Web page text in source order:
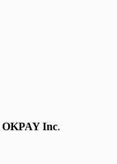
OKPAY Inc.